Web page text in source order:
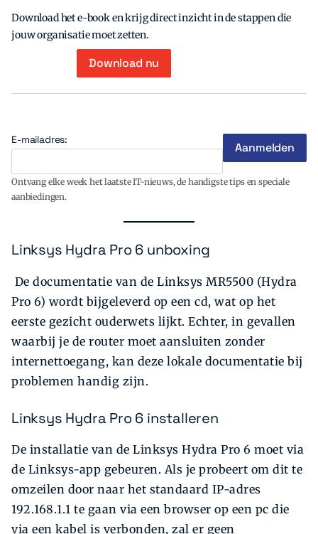
Download het e-book en krijg direct inzicht in de stappen die
jouw organisatie moet zetten.
Download nu
E-mailadres:
Ontvang elke week het laatste IT-nieuws, de handigste tips en speciale
aanbiedingen.
Linksys Hydra Pro 6 unboxing
De documentatie van de Linksys MR5500 (Hydra
Pro 6) wordt bijgeleverd op een cd, wat op het
eerste gezicht ouderwets lijkt. Echter, in gevallen
waarbij je de router moet aansluiten zonder
internettoegang, kan deze lokale documentatie bij
problemen handig zijn.
Linksys Hydra Pro 6 installeren
De installatie van de Linksys Hydra Pro 6 moet via
de Linksys-app gebeuren. Als je probeert om dit te
omzeilen door naar het standaard IP-adres
192.168.1.1 te gaan via een browser op een pc die
via een kabel is verbonden, zal er geen